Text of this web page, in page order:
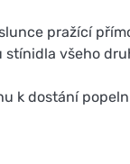
pražící
stínidla všeho
k dostání